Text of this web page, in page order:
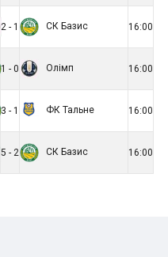
2 - 1 СК Базис 16:00
1 - 0 Олімп 16:00
3 - 1 ФК Тальне 16:00
5 - 2 СК Базис 16:00